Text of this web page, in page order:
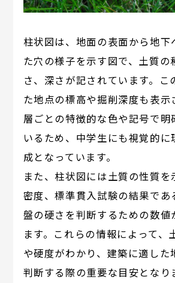
柱状図は、地面の表面から地下
た穴の様子を示す図で、土質の
さ、深さが記されています。こ
た地点の標高や掘削深度も表示
層ごとの特徴的な色や記号で明
いるため、中学生にも視覚的に
成となっています。
また、柱状図には土質の性質
密度、標準貫入試験の結果であ
盤の硬さを判断するための数値
ます。これらの情報によって、
や硬度がわかり、建築に適した
判断する際の重要な目安となり